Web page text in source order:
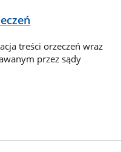
treści orzeczeń wraz
przez sądy